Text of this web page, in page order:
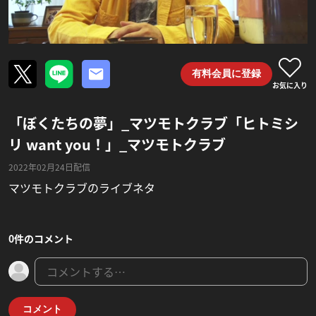
有料会員に登録
お気に入り
「ぼくたちの夢」_マツモトクラブ「ヒトミシ
リ want you！」_マツモトクラブ
2022年02月24日配信
マツモトクラブのライブネタ
0件のコメント
コメント